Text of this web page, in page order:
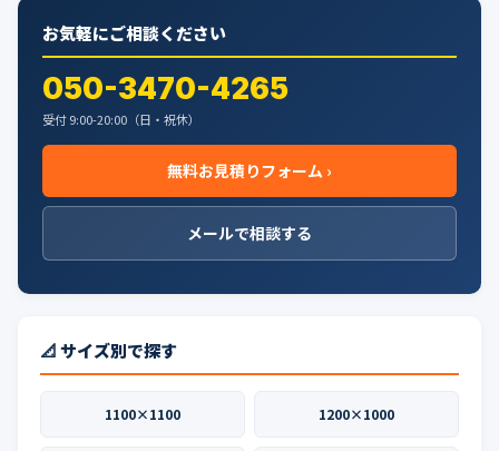
お気軽にご相談ください
050-3470-4265
受付 9:00-20:00（日・祝休）
無料お見積りフォーム ›
メールで相談する
📐 サイズ別で探す
1100×1100 1200×1000